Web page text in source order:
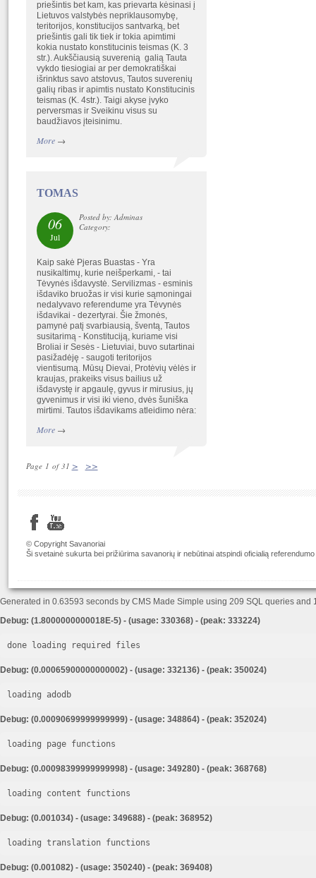
priešintis bet kam, kas prievarta kėsinasi į
Lietuvos valstybės nepriklausomybę,
teritorijos, konstitucijos santvarką, bet
priešintis gali tik tiek ir tokia apimtimi
kokia nustato konstitucinis teismas (K. 3
str.). Aukščiausią suverenią galią Tauta
vykdo tiesiogiai ar per demokratiškai
išrinktus savo atstovus, Tautos suverenių
galių ribas ir apimtis nustato Konstitucinis
teismas (K. 4str.). Taigi akyse įvyko
perversmas ir Sveikinu visus su
baudžiavos įteisinimu.
More→
TOMAS
06
Jul
Posted by: Adminas
Category:
Kaip sakė Pjeras Buastas - Yra
nusikaltimų, kurie neišperkami, - tai
Tėvynės išdavystė. Servilizmas - esminis
išdaviko bruožas ir visi kurie sąmoningai
nedalyvavo referendume yra Tėvynės
išdavikai - dezertyrai. Šie žmonės,
pamynė patį svarbiausią, šventą, Tautos
susitarimą - Konstituciją, kuriame visi
Broliai ir Sesės - Lietuviai, buvo sutartinai
pasižadėję - saugoti teritorijos
vientisumą. Mūsų Dievai, Protėvių vėlės ir
kraujas, prakeiks visus bailius už
išdavystę ir apgaulę, gyvus ir mirusius, jų
gyvenimus ir visi iki vieno, dvės šuniška
mirtimi. Tautos išdavikams atleidimo nėra:
More→
Page 1 of 31 > >>
© Copyright Savanoriai
Ši svetainė sukurta bei prižiūrima savanorių ir nebūtinai atspindi oficialią
Generated in 0.63593 seconds by CMS Made Simple using 209 SQL queries
Debug: (1.8000000000018E-5) - (usage: 330368) - (peak: 333224)
done loading required files
Debug: (0.00065900000000002) - (usage: 332136) - (peak: 350024)
loading adodb
Debug: (0.00090699999999999) - (usage: 348864) - (peak: 352024)
loading page functions
Debug: (0.00098399999999998) - (usage: 349280) - (peak: 368768)
loading content functions
Debug: (0.001034) - (usage: 349688) - (peak: 368952)
loading translation functions
Debug: (0.001082) - (usage: 350240) - (peak: 369408)